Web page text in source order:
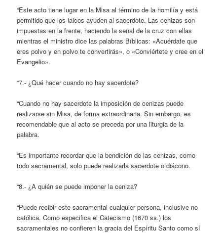
“Este acto tiene lugar en la Misa al término de la homilía y está
permitido que los laicos ayuden al sacerdote. Las cenizas son
impuestas en la frente, haciendo la señal de la cruz con ellas
mientras el ministro dice las palabras Bíblicas: «Acuérdate que
eres polvo y en polvo te convertirás», o «Conviértete y cree en el
Evangelio».
“7.- ¿Qué hacer cuando no hay sacerdote?
“Cuando no hay sacerdote la imposición de cenizas puede
realizarse sin Misa, de forma extraordinaria. Sin embargo, es
recomendable que al acto se preceda por una liturgia de la
palabra.
“Es importante recordar que la bendición de las cenizas, como
todo sacramental, solo puede realizarla sacerdote o diácono.
“8.- ¿A quién se puede imponer la ceniza?
“Puede recibir este sacramental cualquier persona, inclusive no
católica. Como especifica el Catecismo (1670 ss.) los
sacramentales no confieren la gracia del Espíritu Santo como sí